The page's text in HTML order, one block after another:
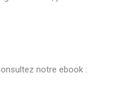
notre ebook :